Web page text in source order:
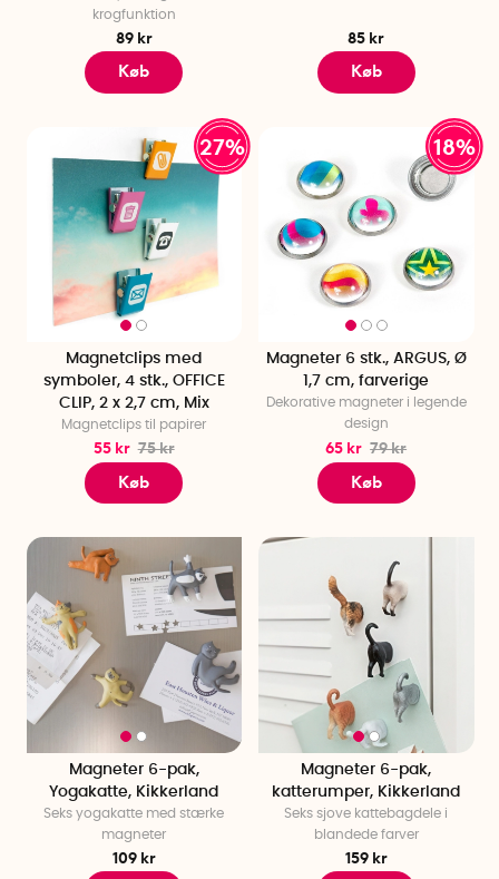
krogfunktion
89 kr
Køb
85 kr
Køb
27%
Magnetclips med
symboler, 4 stk., OFFICE
CLIP, 2 x 2,7 cm, Mix
Magnetclips til papirer
55 kr 75 kr
Køb
18%
Magneter 6 stk., ARGUS, Ø
1,7 cm, farverige
Dekorative magneter i legende
design
65 kr 79 kr
Køb
Magneter 6-pak,
Yogakatte, Kikkerland
Seks yogakatte med stærke
magneter
109 kr
Magneter 6-pak,
katterumper, Kikkerland
Seks sjove kattebagdele i
blandede farver
159 kr